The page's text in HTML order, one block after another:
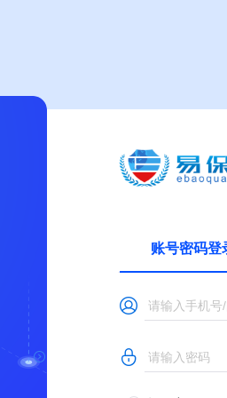
账号密码登
请输入手机号
请输入密码